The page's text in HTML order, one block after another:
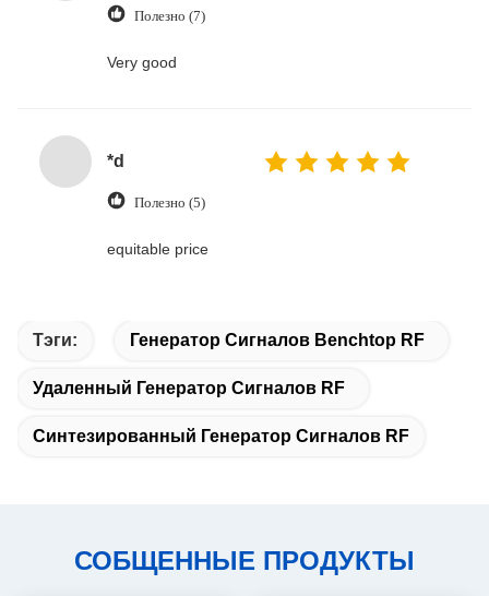
Полезно (7)
Very good
*d
Полезно (5)
equitable price
Тэги: Генератор Сигналов Benchtop RF
Удаленный Генератор Сигналов RF
Синтезированный Генератор Сигналов RF
СОБЩЕННЫЕ ПРОДУКТЫ